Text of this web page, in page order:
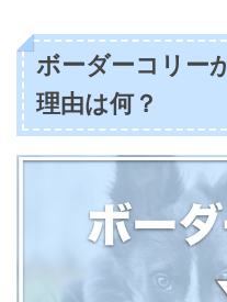
ボーダーコリー
理由は何？